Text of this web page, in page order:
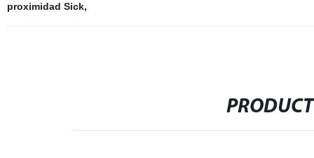
proximidad Sick,